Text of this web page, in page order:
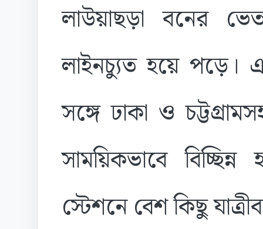
লাউয়াছড়া বনের
লাইনচ্যুত হয়ে পড়ে।
সঙ্গে ঢাকা ও
সাময়িকভাবে
স্টেশনে বেশ কিছু